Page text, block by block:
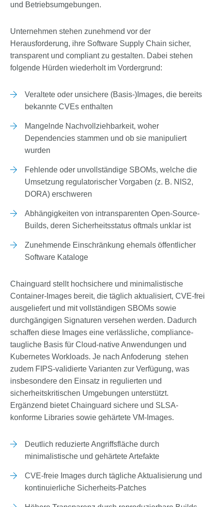
und Betriebsumgebungen.
Unternehmen stehen zunehmend vor der
Herausforderung, ihre Software Supply Chain sicher,
transparent und compliant zu gestalten. Dabei stehen
folgende Hürden wiederholt im Vordergrund:
Veraltete oder unsichere (Basis-)Images, die bereits
bekannte CVEs enthalten
Mangelnde Nachvollziehbarkeit, woher
Dependencies stammen und ob sie manipuliert
wurden
Fehlende oder unvollständige SBOMs, welche die
Umsetzung regulatorischer Vorgaben (z. B. NIS2,
DORA) erschweren
Abhängigkeiten von intransparenten Open-Source-
Builds, deren Sicherheitsstatus oftmals unklar ist
Zunehmende Einschränkung ehemals öffentlicher
Software Kataloge
Chainguard stellt hochsichere und minimalistische
Container-Images bereit, die täglich aktualisiert, CVE-frei
ausgeliefert und mit vollständigen SBOMs sowie
durchgängigen Signaturen versehen werden. Dadurch
schaffen diese Images eine verlässliche, compliance-
taugliche Basis für Cloud-native Anwendungen und
Kubernetes Workloads. Je nach Anfoderung stehen
zudem FIPS-validierte Varianten zur Verfügung, was
insbesondere den Einsatz in regulierten und
sicherheitskritischen Umgebungen unterstützt.
Ergänzend bietet Chainguard sichere und SLSA-
konforme Libraries sowie gehärtete VM-Images.
Deutlich reduzierte Angriffsfläche durch
minimalistische und gehärtete Artefakte
CVE-freie Images durch tägliche Aktualisierung und
kontinuierliche Sicherheits-Patches